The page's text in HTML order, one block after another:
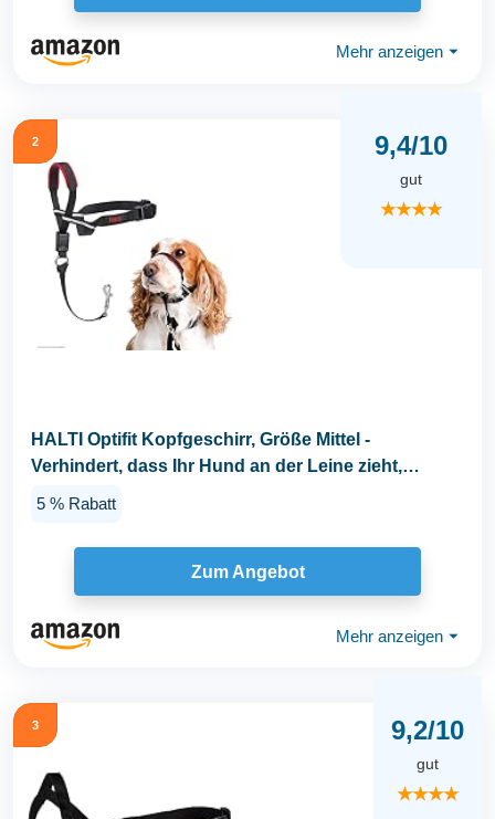
Mehr anzeigen ⏷
2 9,4/10
gut
★★★★
HALTI Optifit Kopfgeschirr, Größe Mittel -
Verhindert, dass Ihr Hund an der Leine zieht,
5 % Rabatt
Zum Angebot
Mehr anzeigen ⏷
3 9,2/10
gut
★★★★